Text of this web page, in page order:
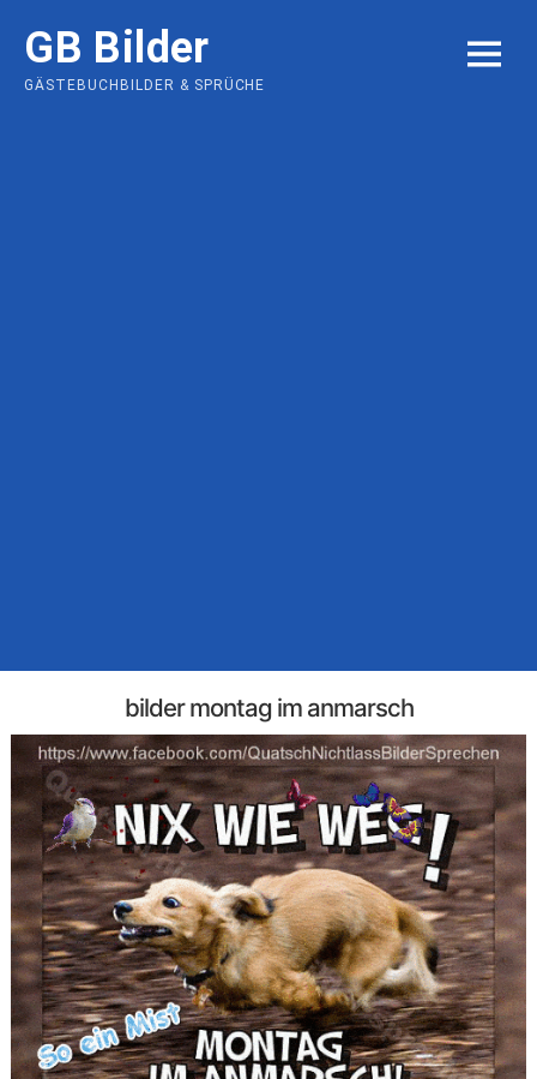
content
GB Bilder
GÄSTEBUCHBILDER & SPRÜCHE
MENU
bilder montag im anmarsch